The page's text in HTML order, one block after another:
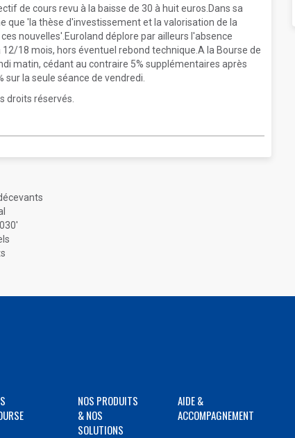
de cours revu à la baisse de 30 à huit euros.Dans sa
que 'la thèse d'investissement et la valorisation de la
nouvelles'.Euroland déplore par ailleurs l'absence
18 mois, hors éventuel rebond technique.A la Bourse de
matin, cédant au contraire 5% supplémentaires après
sur la seule séance de vendredi.
droits réservés.
NOS PRODUITS
& NOS
SOLUTIONS
AIDE &
ACCOMPAGNEMENT